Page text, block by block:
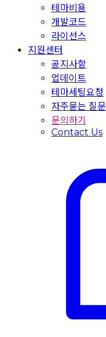
테마비용
개발코드
라이선스
지원센터
공지사항
업데이트
테마세팅요청
자주묻는 질문
문의하기
Contact Us